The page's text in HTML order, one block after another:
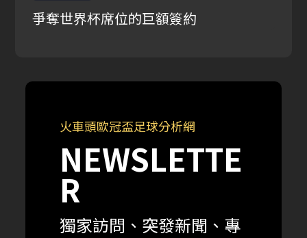
爭奪世界杯席位的巨額簽約
火車頭歐冠盃足球分析網
NEWSLETTE
R
獨家訪問、突發新聞、專